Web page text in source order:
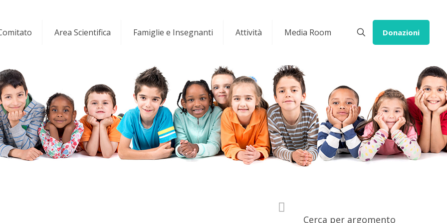
Area Scientifica Famiglie e Insegnanti Attività Media Room Donazioni
Cerca per argomento